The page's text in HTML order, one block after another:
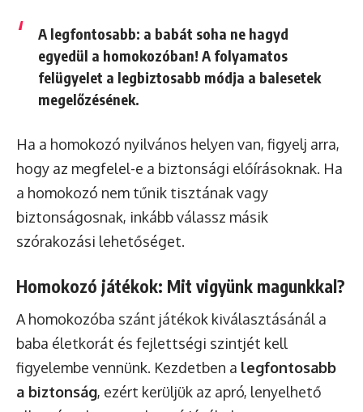
A legfontosabb: a babát soha ne hagyd
egyedül a homokozóban! A folyamatos
felügyelet a legbiztosabb módja a balesetek
megelőzésének.
Ha a homokozó nyilvános helyen van, figyelj arra,
hogy az megfelel-e a biztonsági előírásoknak. Ha
a homokozó nem tűnik tisztának vagy
biztonságosnak, inkább válassz másik
szórakozási lehetőséget.
Homokozó játékok: Mit vigyünk magunkkal?
A homokozóba szánt játékok kiválasztásánál a
baba életkorát és fejlettségi szintjét kell
figyelembe vennünk. Kezdetben a legfontosabb
a biztonság, ezért kerüljük az apró, lenyelhető